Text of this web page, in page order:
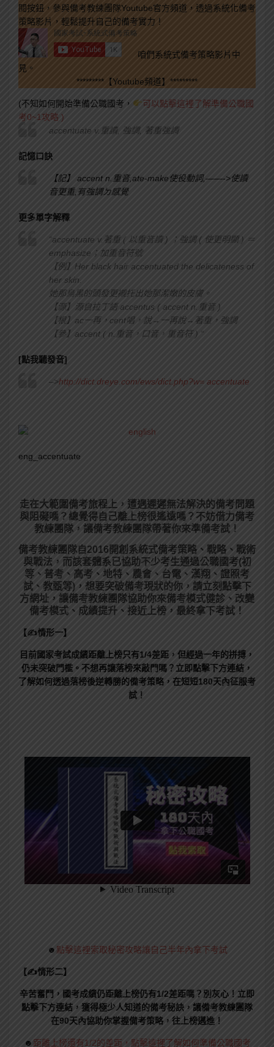
閱按鈕，參與備考教練團隊Youtube官方頻道，透過系統化備考
策略影片，輕鬆提升自己的備考實力！
咱們系統式備考策略影片中
見。
*********【Youtube頻道】*********
(不知如何開始準備公職國考，
可以點擊這裡了解準備公職國
考0~1攻略 )
accentuate v.重讀, 強調, 著重強調
記憶口訣
【記】 accent n.重音,ate-make使役動詞,——->使讀
音更重,有強調ㄉ感覺
更多單字解釋
“accentuate v.著重 ( 以重音讀 ) ；強調 ( 使更明顯 ) ＝
emphasize；加重音符號
【例】Her black hair accentuated the delicateness of
her skin.
她那烏黑的頭發更襯托出她那潔嫩的皮膚。
【源】源自拉丁語 accentus ( accent n.重音 )
【根】ac一再，cent唱，說→一再說→著重，強調
【參】accent ( n.重音，口音，重音符 ) “
[點我聽發音]
–>http://dict.dreye.com/ews/dict.php?w= accentuate
eng_accentuate
走在大範圍備考旅程上， 遭遇遲遲無法解決的備考問題
與阻礙嗎？總覺得自己離上榜很遙遠嗎？不妨借力備考
教練團隊，讓備考教練團隊帶著你來準備考試！
備考教練團隊自2016開創系統式備考策略、戰略、戰術
與戰法，而該套體系已協助不少考生通過公職國考(初
等、普考、高考、地特、農會、台電、漢翔、證照考
試、教甄等)，想要突破備考現狀的你，請立刻點擊下
方網址，讓備考教練團隊協助你來備考模式健診、改變
備考模式、成績提升、接近上榜，最終拿下考試！
【✍情形一】
目前國家考試成績距離上榜只有1/4差距，但經過一年的拼搏，
仍未突破門檻。不想再讓落榜來敲門嗎？立即點擊下方連結，
了解如何透過落榜後逆轉勝的備考策略，在短短180天內征服考
試！
☻ 點擊這裡索取秘密攻略讓自己半年內拿下考試
【✍情形二】
辛苦奮鬥，國考成績仍距離上榜仍有1/2差距嗎？別灰心！立即
點擊下方連結，獲得極少人知道的備考秘訣，讓備考教練團隊
在90天內協助你掌握備考策略，往上榜邁進！
☻ 距離上榜還有1/2的差距，點擊這裡了解如何準備公職國考